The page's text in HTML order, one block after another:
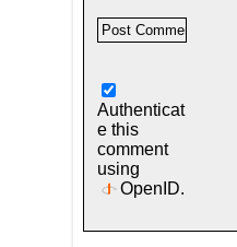
Authenticat
e this
comment
using
OpenID.